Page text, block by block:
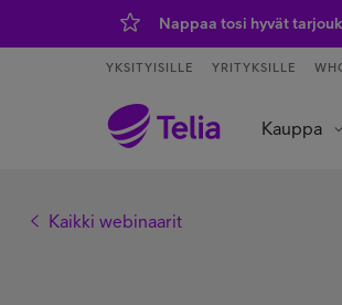
Nappaa tosi hyvät
YKSITYISILLE YRITYKSILLE
Kauppa
Kaikki webinaarit